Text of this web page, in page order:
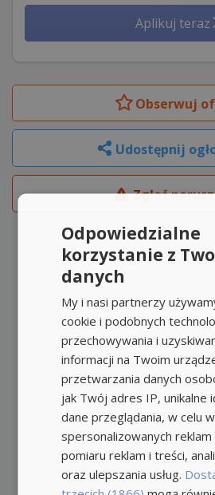
Aplikuj teraz
Obserwuj
Udostępnij
Zgłoś
Odpowiedzialne
korzystanie z
danych
My i nasi partnerzy
cookie i podobnych
przechowywania i
informacji na Twoim
przetwarzania danych
jak Twój adres IP, unikalne
dane przeglądania, w celu
spersonalizowanych reklam
pomiaru reklam i treści,
oraz ulepszania usług.